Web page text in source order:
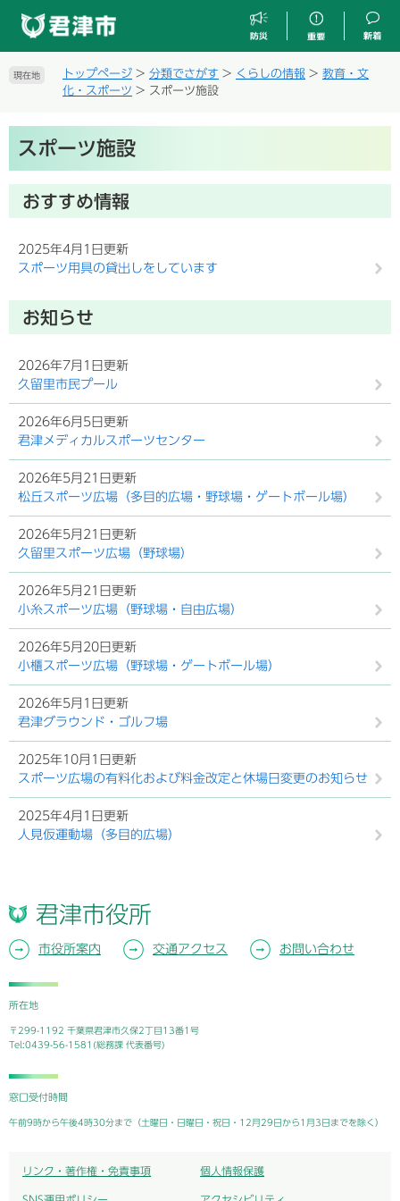
へ
現在地 トップページ > 分類でさがす > くらしの情報 > 教育・文
化・スポーツ > スポーツ施設
文スポーツ施設
おすすめ情報
2025年4月1日更新
スポーツ用具の貸出しをしています
お知らせ
2026年7月1日更新
久留里市民プール
2026年6月5日更新
君津メディカルスポーツセンター
2026年5月21日更新
松丘スポーツ広場（多目的広場・野球場・ゲートボール場）
2026年5月21日更新
久留里スポーツ広場（野球場）
2026年5月21日更新
小糸スポーツ広場（野球場・自由広場）
2026年5月20日更新
小櫃スポーツ広場（野球場・ゲートボール場）
2026年5月1日更新
君津グラウンド・ゴルフ場
2025年10月1日更新
スポーツ広場の有料化および料金改定と休場日変更のお知らせ
2025年4月1日更新
人見仮運動場（多目的広場）
君津市役所
市役所案内 交通アクセス お問い合わせ
所在地
〒299-1192 千葉県君津市久保2丁目13番1号
Tel:0439-56-1581(総務課 代表番号)
窓口受付時間
午前9時から午後4時30分まで（土曜日・日曜日・祝日・12月29日から1月3日までを除く）
リンク・著作権・免責事項 個人情報保護
SNS運用ポリシー アクセシビリティ